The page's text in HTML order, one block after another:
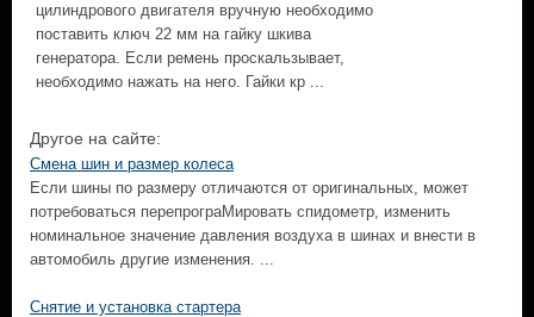
цилиндрового двигателя вручную необходимо
поставить ключ 22 мм на гайку шкива
генератора. Если ремень проскальзывает,
необходимо нажать на него. Гайки кр ...
Другое на сайте:
Смена шин и размер колеса
Если шины по размеру отличаются от оригинальных, может
потребоваться перепрограМировать спидометр, изменить
номинальное значение давления воздуха в шинах и внести в
автомобиль другие изменения. ...
Снятие и установка стартера